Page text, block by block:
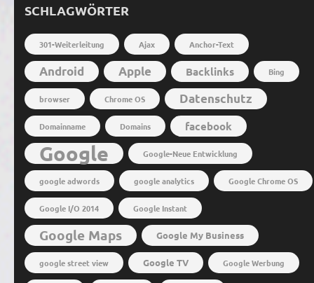
SCHLAGWÖRTER
301-Weiterleitung Ajax Anchor-Text
Android Apple Backlinks Bing
browser Chrome OS Datenschutz
Domainname Domains facebook
Google Google-Neue Entwicklung
google adwords google analytics Google Chrome OS
Google I/O 2014 Google Instant
Google Maps Google My Business
google street view Google TV Google Werbung